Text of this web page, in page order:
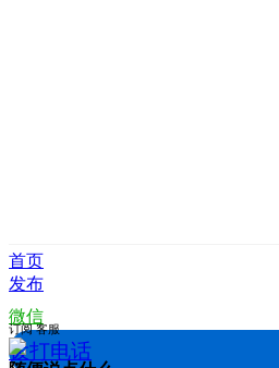
首页
发布
微信
拨打电话
订阅 客服